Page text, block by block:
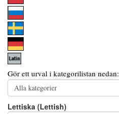
Gör ett urval i kategorilistan nedan:
Lettiska (Lettish)